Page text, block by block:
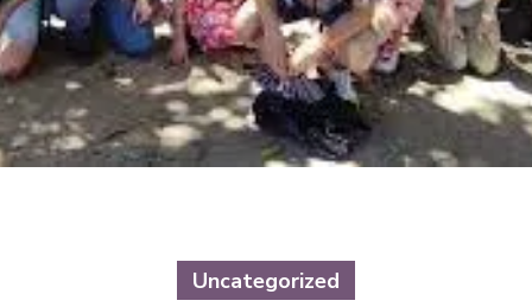
Uncategorized